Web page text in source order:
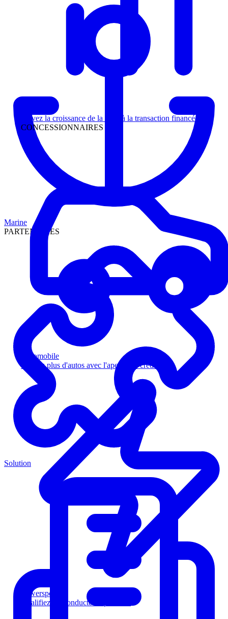
Suivez la croissance de la piste à la transaction financée
CONCESSIONNAIRES
Automobile
Vendez plus d'autos avec l'aperçu de crédit
Powersports
Qualifiez les conducteurs plus vite
Marine
PARTENAIRES
Solution